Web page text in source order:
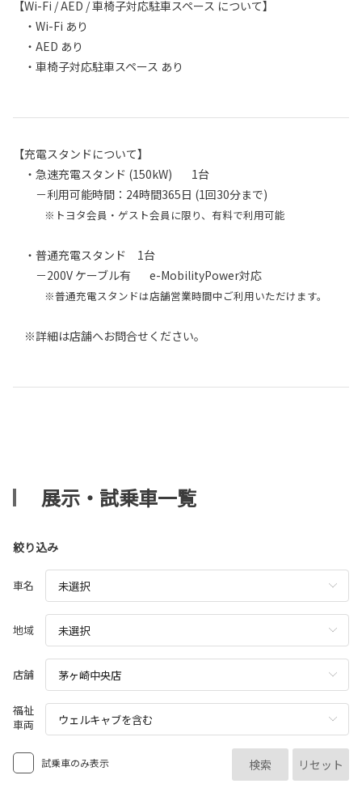
【Wi-Fi / AED / 車椅子対応駐車スペース について】
・Wi-Fi あり
・AED あり
・車椅子対応駐車スペース あり
【充電スタンドについて】
・急速充電スタンド (150kW) 1台
－利用可能時間：24時間365日 (1回30分まで)
※トヨタ会員・ゲスト会員に限り、有料で利用可能
・普通充電スタンド 1台
－200V ケーブル有 e-MobilityPower対応
※普通充電スタンドは店舗営業時間中ご利用いただけます。
※詳細は店舗へお問合せください。
展示・試乗車一覧
絞り込み
車名
地域
店舗
福祉
車両
試乗車のみ表示 検索 リセット